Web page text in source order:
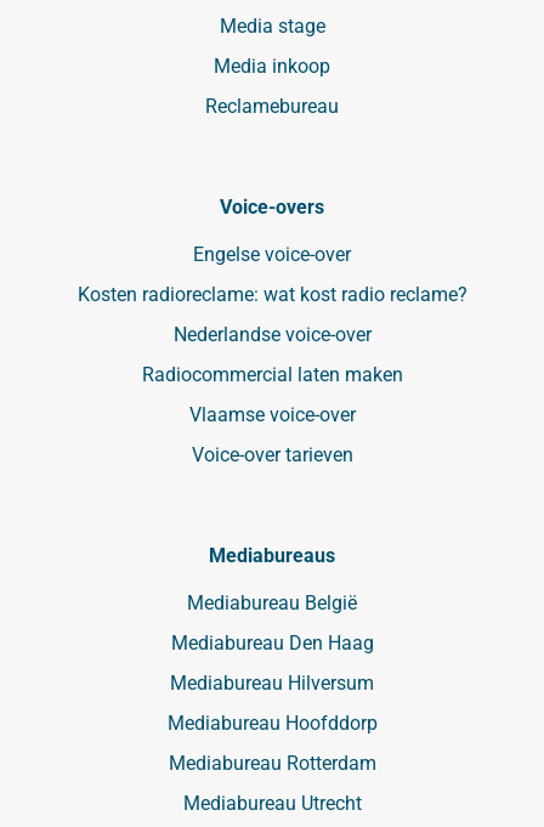
Media stage
Media inkoop
Reclamebureau
Voice-overs
Engelse voice-over
Kosten radioreclame: wat kost radio reclame?
Nederlandse voice-over
Radiocommercial laten maken
Vlaamse voice-over
Voice-over tarieven
Mediabureaus
Mediabureau België
Mediabureau Den Haag
Mediabureau Hilversum
Mediabureau Hoofddorp
Mediabureau Rotterdam
Mediabureau Utrecht